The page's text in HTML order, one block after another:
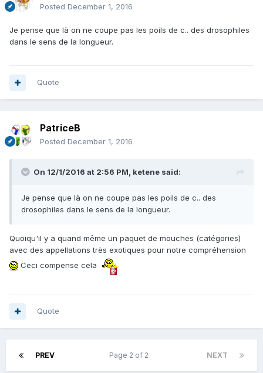
Posted December 1, 2016
Je pense que là on ne coupe pas les poils de c.. des drosophiles
dans le sens de la longueur.
Quote
PatriceB
Posted December 1, 2016
On 12/1/2016 at 2:56 PM, ketene said:
Je pense que là on ne coupe pas les poils de c.. des
drosophiles dans le sens de la longueur.
Quoiqu'il y a quand même un paquet de mouches (catégories)
avec des appellations très exotiques pour notre compréhension
Ceci compense cela
Quote
PREV NEXT
Page 2 of 2